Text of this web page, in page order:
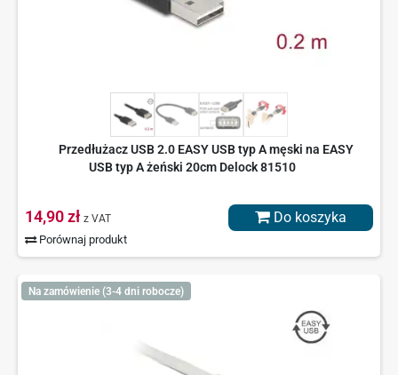
Przedłużacz USB 2.0 EASY USB typ A męski na EASY
USB typ A żeński 20cm Delock 81510
14,90 zł z VAT
Porównaj produkt
Do koszyka
Na zamówienie (3-4 dni robocze)